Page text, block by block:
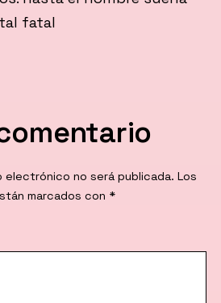
fatal
electrónico no será publicada. Los
marcados con *